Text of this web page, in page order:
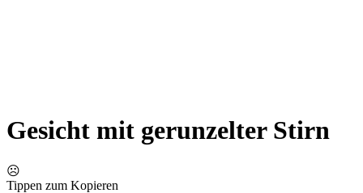
Gesicht mit gerunzelter Stirn
☹️
Tippen zum Kopieren